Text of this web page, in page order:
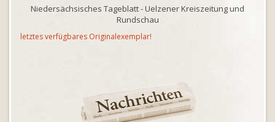
Niedersächsisches Tageblatt - Uelzener Kreiszeitung und
Rundschau
letztes verfügbares Originalexemplar!